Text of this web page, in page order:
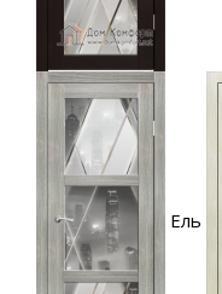
Ель